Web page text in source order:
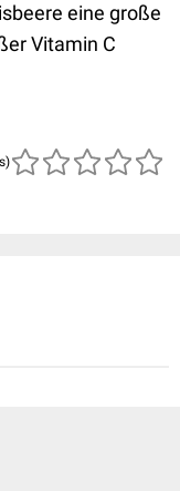
eine große
Vitamin C